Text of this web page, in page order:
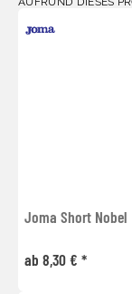
Joma Short Nobel
ab 8,30 € *